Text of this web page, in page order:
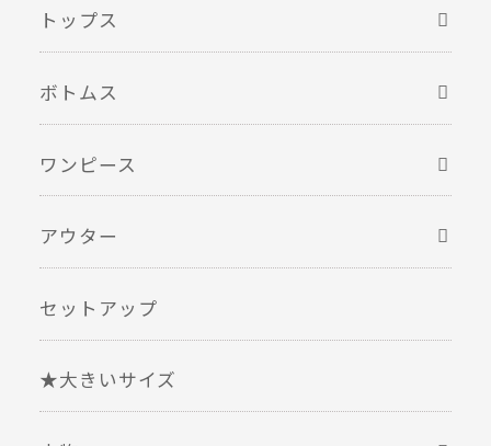
トップス
ボトムス
ワンピース
アウター
セットアップ
★大きいサイズ